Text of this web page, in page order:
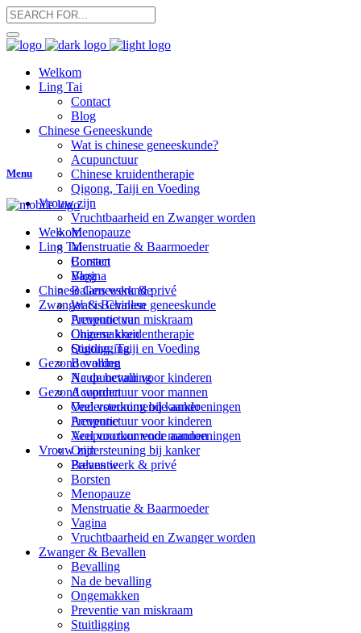
Welkom
Ling Tai
Contact
Blog
Chinese Geneeskunde
Wat is chinese geneeskunde?
Acupunctuur
Chinese kruidentherapie
Qigong, Taiji en Voeding
Vrouw zijn
Vruchtbaarheid en Zwanger worden
Menopauze
Menstruatie & Baarmoeder
Borsten
Vagina
Balans werk & privé
Zwanger & Bevallen
Preventie van miskraam
Ongemakken
Stuitligging
Bevalling
Na de bevalling
Gezond worden
Veel voorkomende aandoeningen
Acupunctuur voor kinderen
Acupunctuur voor mannen
Ondersteuning bij kanker
Preventie
Menu
Welkom
Ling Tai
Contact
Blog
Chinese Geneeskunde
Wat is Chinese geneeskunde
Acupunctuur
Chinese kruidentherapie
Qigong, Taiji en Voeding
Gezond worden
Acupunctuur voor kinderen
Acupunctuur voor mannen
Ondersteuning bij kanker
Preventie
Veel voorkomende aandoeningen
Vrouw zijn
Balans werk & privé
Borsten
Menopauze
Menstruatie & Baarmoeder
Vagina
Vruchtbaarheid en Zwanger worden
Zwanger & Bevallen
Bevalling
Na de bevalling
Ongemakken
Preventie van miskraam
Stuitligging